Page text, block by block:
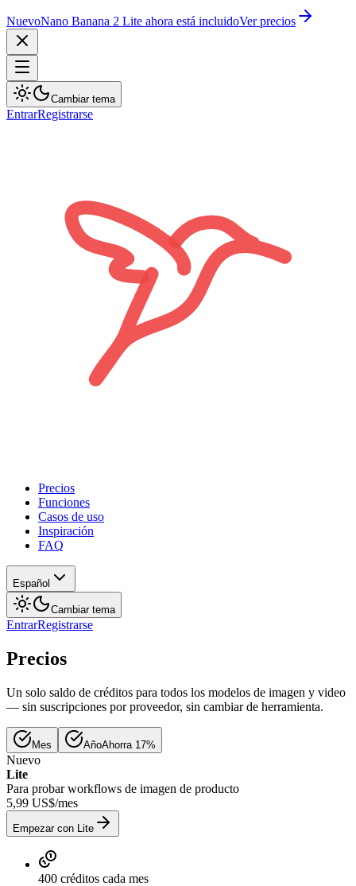
NuevoNano Banana 2 Lite ahora está incluidoVer precios
Cambiar tema
EntrarRegistrarse
Precios
Funciones
Casos de uso
Inspiración
FAQ
Español
Cambiar tema
EntrarRegistrarse
Precios
Un solo saldo de créditos para todos los modelos de imagen y video
— sin suscripciones por proveedor, sin cambiar de herramienta.
Mes AñoAhorra 17%
Nuevo
Lite
Para probar workflows de imagen de producto
5,99 US$/mes
Empezar con Lite
400 créditos cada mes